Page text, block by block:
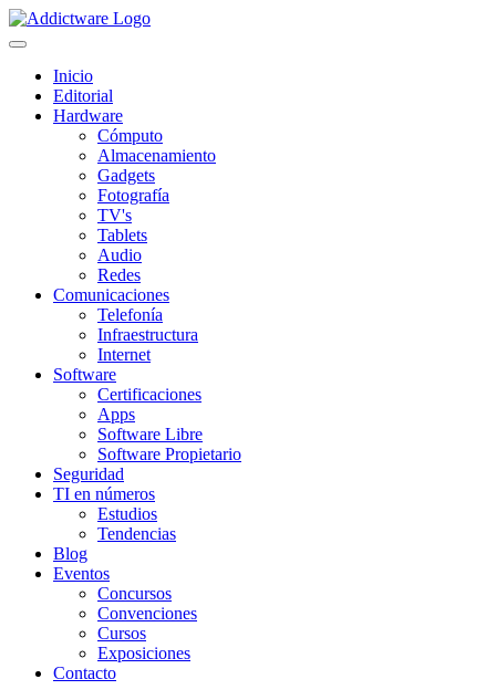
Inicio
Editorial
Hardware
Cómputo
Almacenamiento
Gadgets
Fotografía
TV's
Tablets
Audio
Redes
Comunicaciones
Telefonía
Infraestructura
Internet
Software
Certificaciones
Apps
Software Libre
Software Propietario
Seguridad
TI en números
Estudios
Tendencias
Blog
Eventos
Concursos
Convenciones
Cursos
Exposiciones
Contacto